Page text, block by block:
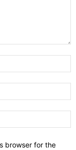
browser for the